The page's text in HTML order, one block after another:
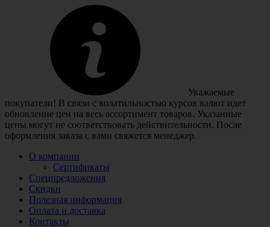
Уважаемые
покупатели! В связи с волатильностью курсов валют идет
обновление цен на весь ассортимент товаров. Указанные
цены могут не соответствовать действительности. После
оформления заказа с вами свяжется менеджер.
О компании
Сертификаты
Спецпредложения
Скидки
Полезная информация
Оплата и доставка
Контакты